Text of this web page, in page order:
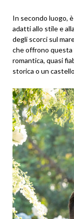
In secondo luogo,
adatti allo stile e
degli scorci sul
che offrono questa
romantica, quasi
storica o un